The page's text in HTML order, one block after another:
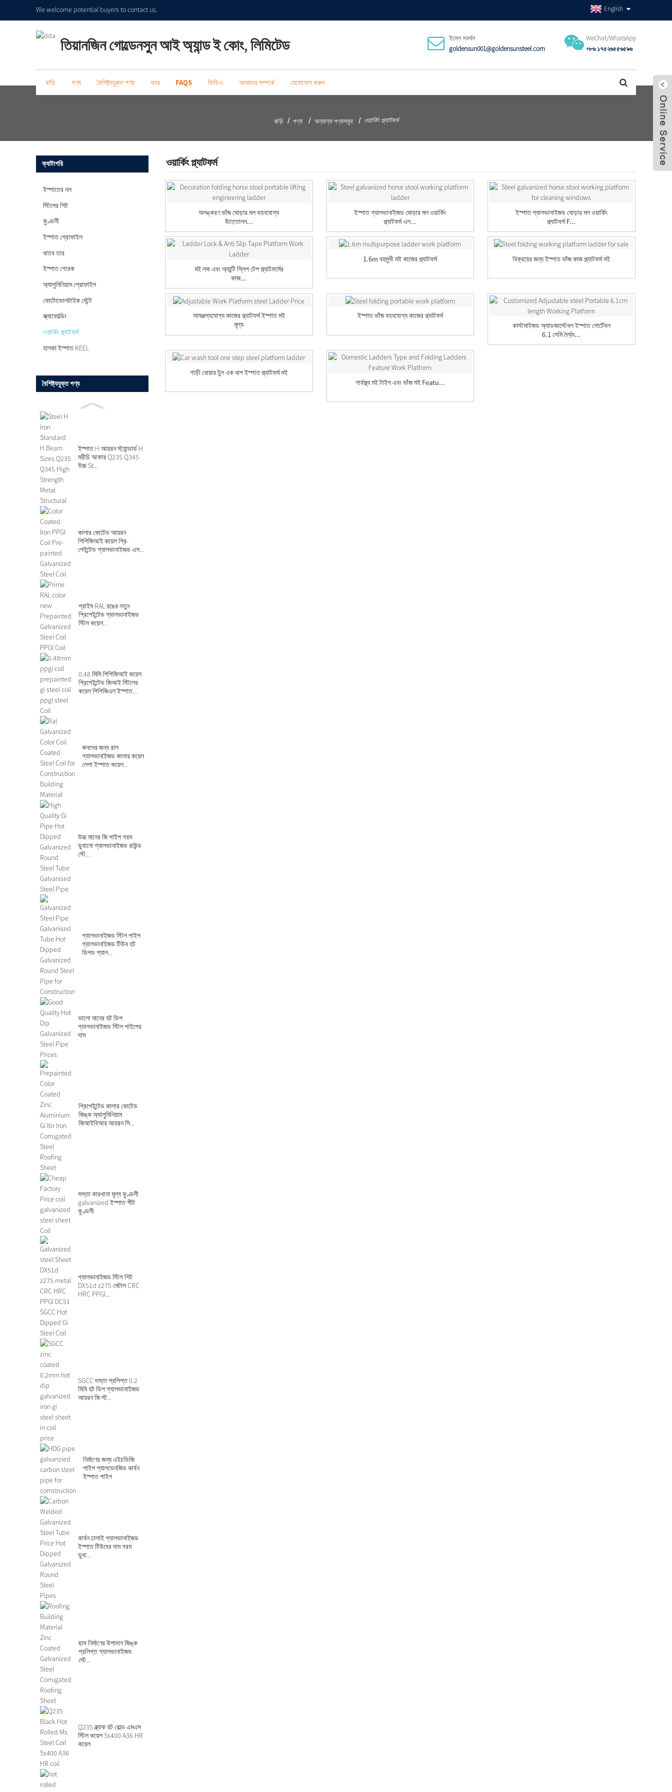
We welcome potential buyers to contact us. English
তিয়ানজিন গোল্ডেনসুন আই অ্যান্ড ই কোং, লিমিটেড
ইমেল সমর্থন
goldensun001@goldensunsteel.com
WeChat/WhatsApp
+৮৬ ১৭৫২৬৫৫৬৫৯৬
বাড়ি পণ্য বৈশিষ্ট্যযুক্ত পণ্য খবর FAQS ভিডিও আমাদের সম্পর্কে যোগাযোগ করুন
বাড়ি পণ্য অন্যান্য পণ্যসমূহ ওয়ার্কিং প্ল্যাটফর্ম
ক্যাটাগরি
ইস্পাতের নল
স্টিলের শিট
কুণ্ডলী
ইস্পাত প্রোফাইল
ধাতব তার
ইস্পাত পেরেক
অ্যালুমিনিয়াম প্রোফাইল
ফোটোভোলটাইক স্টেন্ট
স্ক্যাফোল্ডিং
ওয়ার্কিং প্ল্যাটফর্ম
হালকা ইস্পাত KEEL
বৈশিষ্ট্যযুক্ত পণ্য
ইস্পাত H আয়রন স্ট্যান্ডার্ড H
মরীচি আকার Q235 Q345
উচ্চ St...
কালার কোটেড আয়রন
পিপিজিআই কয়েল প্রি-
পেইন্টেড গ্যালভানাইজড এস...
প্রাইম RAL রঙের নতুন
প্রিপেইন্টেড গ্যালভানাইজড
স্টিল কয়েল...
0.48 মিমি পিপিজিআই কয়েল
প্রিপেইন্টেড জিআই স্টিলের
কয়েল পিপিজিএল ইস্পাত...
কনসের জন্য রাল
গ্যালভানাইজড কালার কয়েল
লেপা ইস্পাত কয়েল...
উচ্চ মানের জি পাইপ গরম
ডুবানো গ্যালভানাইজড রাউন্ড
স্টে...
গ্যালভানাইজড স্টিল পাইপ
গ্যালভানাইজড টিউব হট
ডিপড গ্যাল...
ভালো মানের হট ডিপ
গ্যালভানাইজড স্টিল পাইপের
দাম
প্রিপেইন্টেড কালার কোটেড
জিঙ্ক অ্যালুমিনিয়াম
জিআইবিআর আয়রন সি...
সস্তা কারখানা মূল্য কুণ্ডলী
galvanized ইস্পাত শীট
কুণ্ডলী
গ্যালভানাইজড স্টিল শিট
DX51d z275 মেটাল CRC
HRC PPGI...
SGCC দস্তা প্রলিপ্ত 0.2
মিমি হট ডিপ গ্যালভানাইজড
আয়রন জি স্ট...
নির্মাণের জন্য এইচডিজি
পাইপ গ্যালভেনজিড কার্বন
ইস্পাত পাইপ
কার্বন ঢালাই গ্যালভানাইজড
ইস্পাত টিউবের দাম গরম
ডুবা...
ছাদ নির্মাণের উপাদান জিঙ্ক
প্রলিপ্ত গ্যালভানাইজড
স্টে...
Q235 ব্ল্যাক হট রোল্ড এমএস
স্টিল কয়েল Ss400 A36 HR
কয়েল
ওয়ার্কিং প্ল্যাটফর্ম
অলঙ্করণ ভাঁজ ঘোড়ার মল বহনযোগ্য
উত্তোলন...
ইস্পাত গ্যালভানাইজড ঘোড়ার মল ওয়ার্কিং
প্ল্যাটফর্ম এল...
ইস্পাত গ্যালভানাইজড ঘোড়ার মল ওয়ার্কিং
প্ল্যাটফর্ম F...
মই লক এবং অ্যান্টি স্লিপ টেপ প্ল্যাটফর্মের
কাজ...
1.6m বহুমুখী মই কাজের প্ল্যাটফর্ম বিক্রয়ের জন্য ইস্পাত ভাঁজ কাজ প্ল্যাটফর্ম মই
সামঞ্জস্যযোগ্য কাজের প্ল্যাটফর্ম ইস্পাত মই
মূল্য
ইস্পাত ভাঁজ বহনযোগ্য কাজের প্ল্যাটফর্ম
কাস্টমাইজড অ্যাডজাস্টেবল ইস্পাত পোর্টেবল
6.1 সেমি দৈর্ঘ্য...
গাড়ী ধোয়ার টুল এক ধাপ ইস্পাত প্ল্যাটফর্ম মই
গার্হস্থ্য মই টাইপ এবং ভাঁজ মই Featu...